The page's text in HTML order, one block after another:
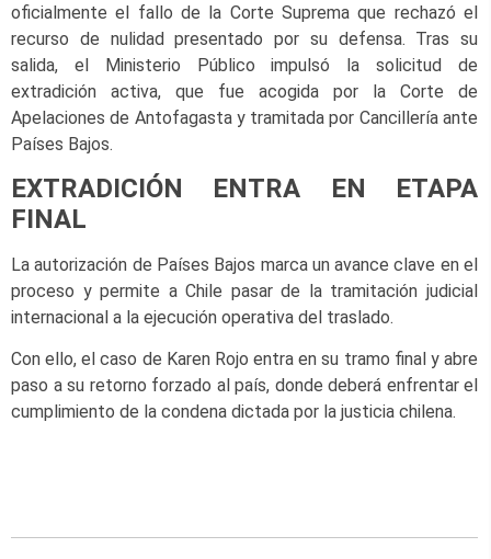
oficialmente el fallo de la Corte Suprema que rechazó el
recurso de nulidad presentado por su defensa. Tras su
salida, el Ministerio Público impulsó la solicitud de
extradición activa, que fue acogida por la Corte de
Apelaciones de Antofagasta y tramitada por Cancillería ante
Países Bajos.
EXTRADICIÓN ENTRA EN ETAPA
FINAL
La autorización de Países Bajos marca un avance clave en el
proceso y permite a Chile pasar de la tramitación judicial
internacional a la ejecución operativa del traslado.
Con ello, el caso de Karen Rojo entra en su tramo final y abre
paso a su retorno forzado al país, donde deberá enfrentar el
cumplimiento de la condena dictada por la justicia chilena.